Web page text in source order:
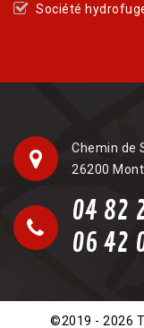
Société
Chemin de
26200
04 82
06 42
©2019 - 2026